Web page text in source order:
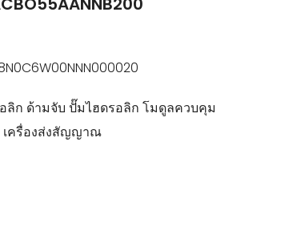
ลิก ด้ามจับ ปั๊มไฮดรอลิก โมดูลควบคุม
เครื่องส่งสัญญาณ